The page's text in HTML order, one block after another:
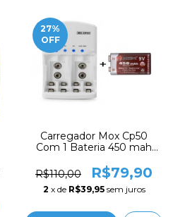
27%
OFF
Carregador Mox Cp50
Com 1 Bateria 450 mah
Ion Mo-9v450
R$110,00 R$79,90
2 x de R$39,95 sem juros